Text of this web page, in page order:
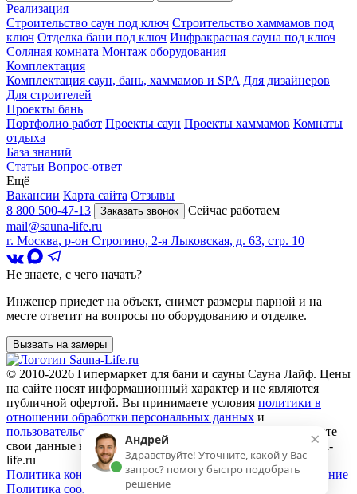
Реализация
Строительство саун под ключ Строительство хаммамов под
ключ Отделка бани под ключ Инфракрасная сауна под ключ
Соляная комната Монтаж оборудования
Комплектация
Комплектация саун, бань, хаммамов и SPA Для дизайнеров
Для строителей
Проекты бань
Портфолио работ Проекты саун Проекты хаммамов Комнаты
отдыха
База знаний
Статьи Вопрос-ответ
Ещё
Вакансии Карта сайта Отзывы
8 800 500-47-13
Заказать звонок
Сейчас работаем
mail@sauna-life.ru
г. Москва, р-он Строгино, 2-я Лыковская, д. 63, стр. 10
Не знаете, с чего начать?
Инженер приедет на объект, снимет размеры парной и на
месте ответит на вопросы по оборудованию и отделке.
Вызвать на замеры
© 2010-2026 Гипермаркет для бани и сауны Сауна Лайф. Цены
на сайте носят информационный характер и не являются
публичной офертой. Вы принимаете условия политики в
отношении обработки персональных данных и
пользовательского соглашения
каждый раз, когда оставляете
свои данные в любой форме обратной связи на сайте sauna-
life.ru
Политика конфиденциальности Пользовательское соглашение
Политика cookie
×
Андрей
Здравствуйте! Уточните, какой у Вас
запрос? помогу быстро подобрать
решение